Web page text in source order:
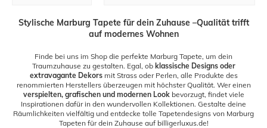
Stylische Marburg Tapete für dein Zuhause –Qualität trifft
auf modernes Wohnen
Finde bei uns im Shop die perfekte Marburg Tapete, um dein
Traumzuhause zu gestalten. Egal, ob klassische Designs oder
extravagante Dekorsmit Strass oder Perlen, alle Produkte des
renommierten Herstellers überzeugen mit höchster Qualität. Wer einen
verspielten, grafischen und modernen Lookbevorzugt, findet viele
Inspirationen dafür in den wundervollen Kollektionen. Gestalte deine
Räumlichkeiten vielfältig und entdecke tolle Tapetendesigns von Marburg
Tapeten für dein Zuhause auf billigerluxus.de!